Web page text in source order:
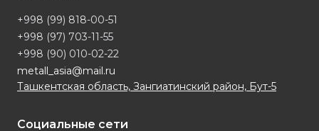
+998 (99) 818-00-51
+998 (97) 703-11-55
+998 (90) 010-02-22
metall_asia@mail.ru
Ташкентская область, Зангиатинский район, Бут-5
Социальные сети